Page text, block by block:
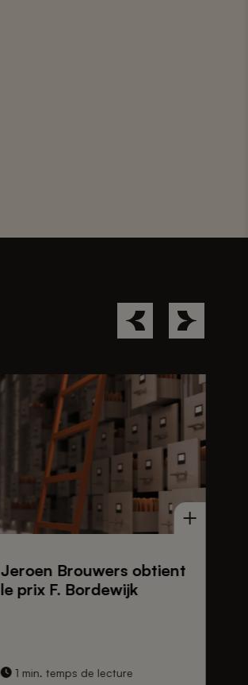
Jeroen Brouwers obtient
le prix F. Bordewijk
1 min. temps de lecture